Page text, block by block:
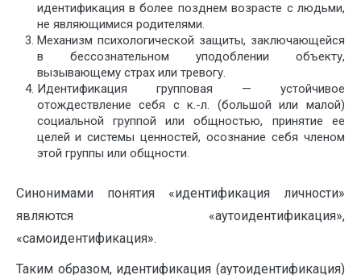
идентификация в более позднем возрасте с людьми,
не являющимися родителями.
Механизм психологической защиты, заключающейся
в бессознательном уподоблении объекту,
вызывающему страх или тревогу.
Идентификация групповая — устойчивое
отождествление себя с к.-л. (большой или малой)
социальной группой или общностью, принятие ее
целей и системы ценностей, осознание себя членом
этой группы или общности.
Синонимами понятия «идентификация личности»
являются «аутоидентификация»,
«самоидентификация».
Таким образом, идентификация (аутоидентификация)